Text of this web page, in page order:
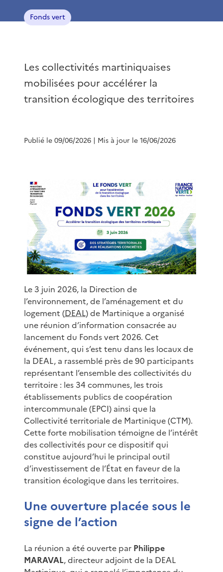
Fonds vert
Les collectivités martiniquaises
mobilisées pour accélérer la
transition écologique des territoires
Publié le 09/06/2026 | Mis à jour le 16/06/2026
Le 3 juin 2026, la Direction de
l’environnement, de l’aménagement et du
logement (DEAL) de Martinique a organisé
une réunion d’information consacrée au
lancement du Fonds vert 2026. Cet
événement, qui s’est tenu dans les locaux de
la DEAL, a rassemblé près de 90 participants
représentant l’ensemble des collectivités du
territoire : les 34 communes, les trois
établissements publics de coopération
intercommunale (EPCI) ainsi que la
Collectivité territoriale de Martinique (CTM).
Cette forte mobilisation témoigne de l’intérêt
des collectivités pour ce dispositif qui
constitue aujourd’hui le principal outil
d’investissement de l’État en faveur de la
transition écologique dans les territoires.
Une ouverture placée sous le
signe de l’action
La réunion a été ouverte par Philippe
MARAVAL, directeur adjoint de la DEAL